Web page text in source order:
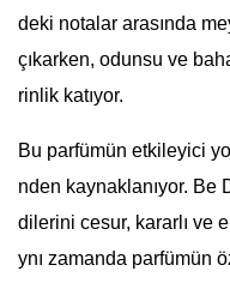
deki notalar arasında
çıkarken, odunsu ve
rinlik katıyor.
Bu parfümün etkileyici
nden kaynaklanıyor. Be
dilerini cesur, kararlı ve
ynı zamanda parfümün